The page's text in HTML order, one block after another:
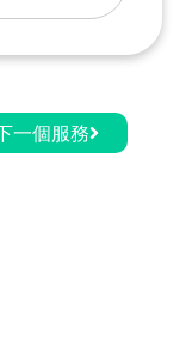
一個服務